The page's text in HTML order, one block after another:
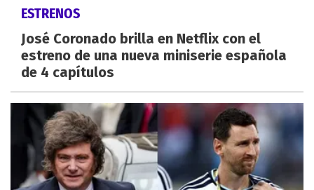
ESTRENOS
José Coronado brilla en Netflix con el
estreno de una nueva miniserie española
de 4 capítulos